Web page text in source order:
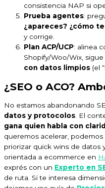
consistencia NAP si
Prueba agentes:
¿apareces? ¿cómo
y corrige.
Plan ACP/UCP: alinea
Shopify/Woo/Wix,
con datos limpios (el
¿SEO o ACO?
No estamos abandonando
datos y protocolos . El
gana quien habla con
queremos acelerar,
priorizar quick wins de datos
orientada a ecommerce en
exprés con un Experto en
de ruta. Si te interesa